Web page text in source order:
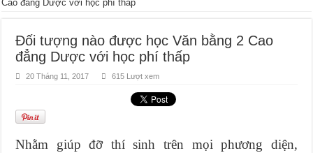
Cao đẳng Dược với học phí thấp
Đối tượng nào được học Văn bằng 2 Cao
đẳng Dược với học phí thấp
20 Tháng 11, 2017 615 Lượt xem
Nhằm giúp đỡ thí sinh trên mọi phương diện,